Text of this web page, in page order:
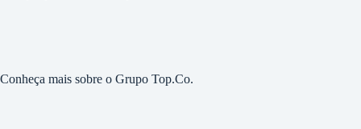
Conheça mais sobre o Grupo Top.Co.